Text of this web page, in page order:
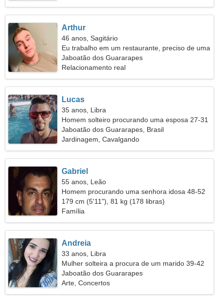
Arthur
46 anos, Sagitário
Eu trabalho em um restaurante, preciso de uma
mulher emocional
Jaboatão dos Guararapes
Relacionamento real
Lucas
35 anos, Libra
Homem solteiro procurando uma esposa 27-31
Jaboatão dos Guararapes, Brasil
Jardinagem, Cavalgando
Gabriel
55 anos, Leão
Homem procurando uma senhora idosa 48-52
179 cm (5'11"), 81 kg (178 libras)
Família
Andreia
33 anos, Libra
Mulher solteira a procura de um marido 39-42
Jaboatão dos Guararapes
Arte, Concertos